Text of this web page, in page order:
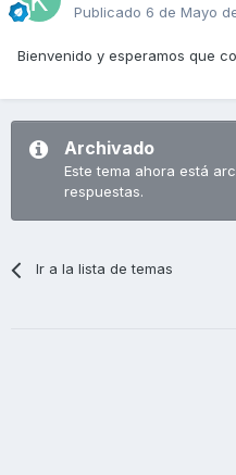
Publicado 6 de Mayo
Bienvenido y esperamos que
Archivado
Este tema ahora está
respuestas.
Ir a la lista de temas